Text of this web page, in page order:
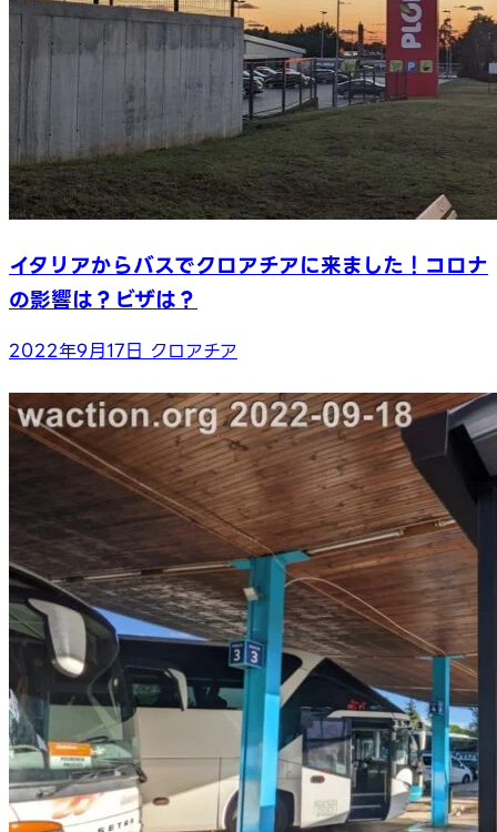
イタリアからバスでクロアチアに来ました！コロナ
の影響は？ビザは？
2022年9月17日 クロアチア